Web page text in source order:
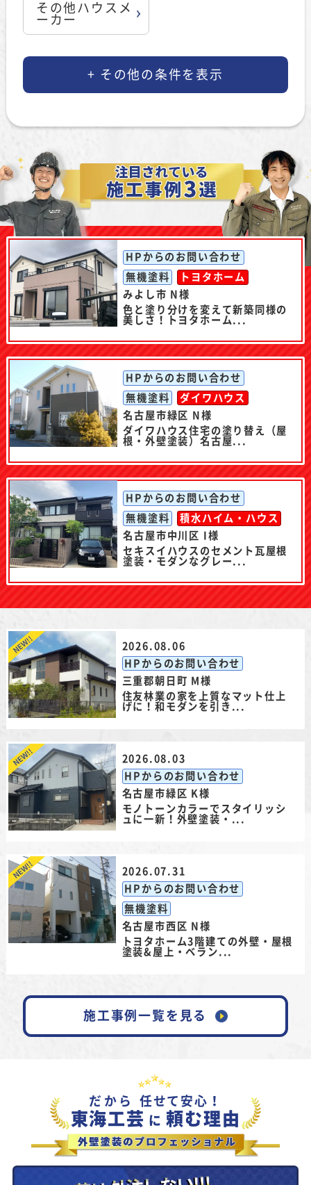
その他ハウスメ
ーカー
HPからのお問い合わせ
無機塗料
トヨタホーム
みよし市 N様
色と塗り分けを変えて新築同様の
美しさ！トヨタホーム...
HPからのお問い合わせ
無機塗料
ダイワハウス
名古屋市緑区 N様
ダイワハウス住宅の塗り替え（屋
根・外壁塗装）名古屋...
HPからのお問い合わせ
無機塗料
積水ハイム・ハウス
名古屋市中川区 I様
セキスイハウスのセメント瓦屋根
塗装・モダンなグレー...
2026.08.06
HPからのお問い合わせ
三重郡朝日町 M様
住友林業の家を上質なマット仕上
げに！和モダンを引き...
2026.08.03
HPからのお問い合わせ
名古屋市緑区 K様
モノトーンカラーでスタイリッシ
ュに一新！外壁塗装・...
2026.07.31
HPからのお問い合わせ
無機塗料
名古屋市西区 N様
トヨタホーム3階建ての外壁・屋根
塗装&屋上・ベラン...
施工事例一覧を見る
だから 任せて安心！
東海工芸 に 頼む理由